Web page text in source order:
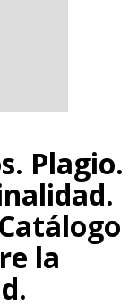
Plagio.
la